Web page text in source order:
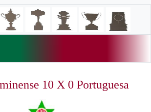
10 X 0 Portuguesa